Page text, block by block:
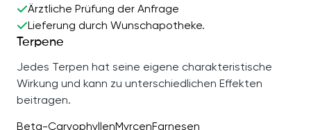
Ärztliche Prüfung der Anfrage
Lieferung durch Wunschapotheke.
Terpene
Jedes Terpen hat seine eigene charakteristische
Wirkung und kann zu unterschiedlichen Effekten
beitragen.
Beta-CaryophyllenMyrcenFarnesen